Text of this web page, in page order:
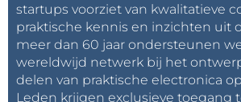
startups voorziet van kwalitatieve
praktische kennis en inzichten uit
meer dan 60 jaar ondersteunen
wereldwijd netwerk bij het
delen van praktische electronica
Leden krijgen exclusieve toegang